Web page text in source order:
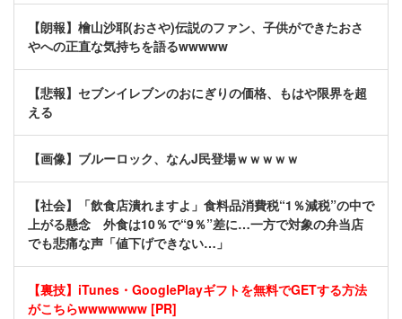
【朗報】檜山沙耶(おさや)伝説のファン、子供ができたおさ
やへの正直な気持ちを語るwwwww
【悲報】セブンイレブンのおにぎりの価格、もはや限界を超
える
【画像】ブルーロック、なんJ民登場ｗｗｗｗｗ
【社会】「飲食店潰れますよ」食料品消費税“1％減税”の中で
上がる懸念 外食は10％で“9％”差に…一方で対象の弁当店
でも悲痛な声「値下げできない…」
【裏技】iTunes・GooglePlayギフトを無料でGETする方法
がこちらwwwwwww [PR]